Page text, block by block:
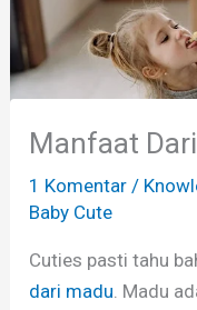
Manfaat
1 Komentar /
Baby Cute
Cuties pasti tahu
dari madu. Madu